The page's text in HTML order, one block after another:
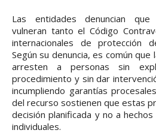
Las entidades denuncian
vulneran tanto el Código
internacionales de protección
Según su denuncia, es común
arresten a personas sin
procedimiento y sin dar
incumpliendo garantías
del recurso sostienen que estas
decisión planificada y no a
individuales.